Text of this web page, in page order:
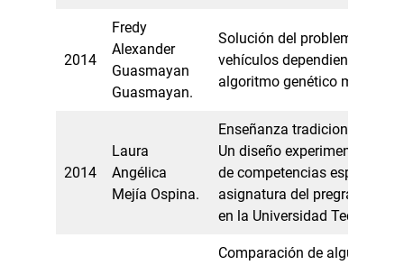
2014
Fredy
Alexander
Guasmayan
Guasmayan.
Solución del problema de
vehículos dependientes del
algoritmo genético
2014
Laura
Angélica
Mejía Ospina.
Enseñanza tradicional vs
Un diseño experimental
de competencias
asignatura del pregrado de
en la Universidad
Comparación de algunos